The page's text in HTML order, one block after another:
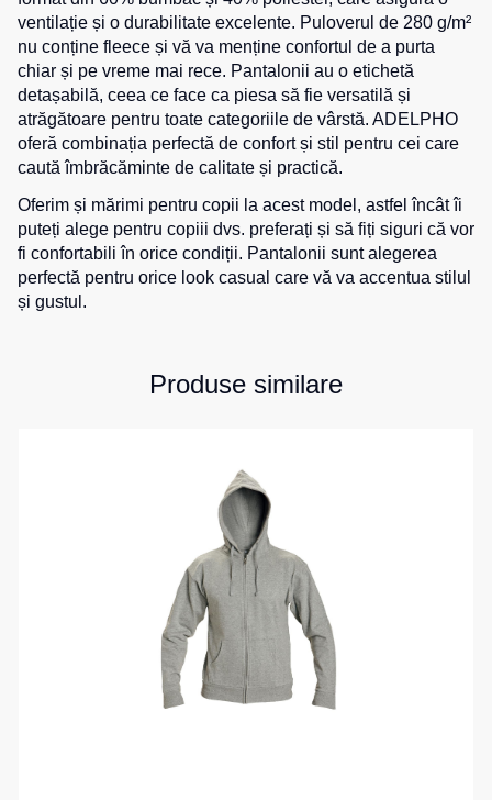
de
lucru
Veste
reflectorizante
pentru
Combinezoane
Hanorace
Hanorace
cu
fermoar
Hanorac
Hanorace
Hanorac
Honorace
pentru
sport
Pantaloni
scurți
pentru
copii
Îmbrăcăminte
cu
vizibilitate
înaltă
ventilație și o durabilitate excelente. Puloverul de 280 g/m²
nu conține fleece și vă va menține confortul de a purta
chiar și pe vreme mai rece. Pantalonii au o etichetă
detașabilă, ceea ce face ca piesa să fie versatilă și
atrăgătoare pentru toate categoriile de vârstă. ADELPHO
oferă combinația perfectă de confort și stil pentru cei care
caută îmbrăcăminte de calitate și practică.
Oferim și mărimi pentru copii la acest model, astfel încât îi
puteți alege pentru copiii dvs. preferați și să fiți siguri că vor
fi confortabili în orice condiții. Pantalonii sunt alegerea
perfectă pentru orice look casual care vă va accentua stilul
și gustul.
Produse similare